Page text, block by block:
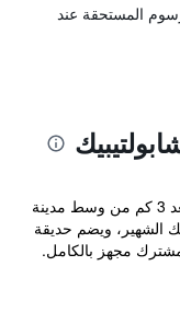
المستحقة عند
يقع Hostel Hospedarte Chapultepec على بعد 3 كم من وسط مدينة
تشابولتيبيك الشهير، ويضم حديقة
مجهز بالكامل.